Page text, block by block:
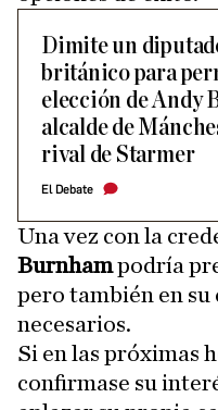
Dimite un
británico para
elección de Andy
alcalde de
rival de Starmer
El Debate
Una vez con la
Burnhampodría
pero también en su
necesarios.
Si en las próximas
confirmase su